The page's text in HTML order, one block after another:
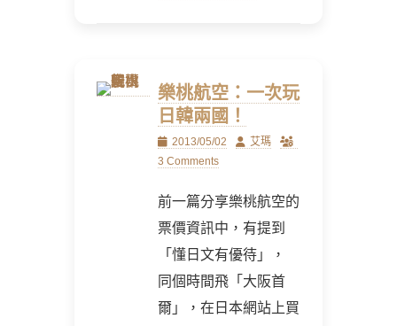
樂桃航空：一次玩
日韓兩國！
Posted
on
2013/05/02 Author
艾瑪
3 Comments
前一篇分享樂桃航空的
票價資訊中，有提到
「懂日文有優待」，
同個時間飛「大阪首
爾」，在日本網站上買